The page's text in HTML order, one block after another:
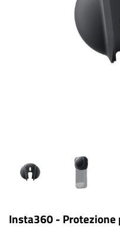
Insta360 - Protezione